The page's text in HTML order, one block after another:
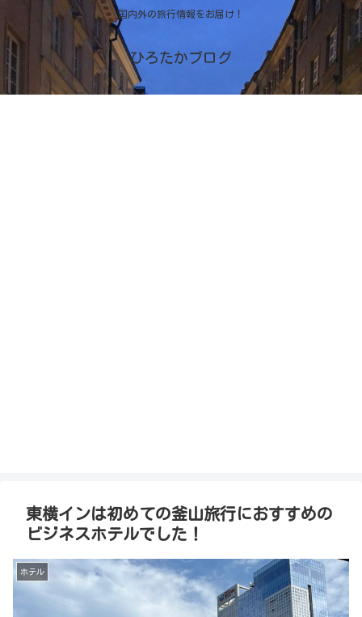
国内外の旅行情報をお届け！
ひろたかブログ
東横インは初めての釜山旅行におすすめの
ビジネスホテルでした！
ホテル